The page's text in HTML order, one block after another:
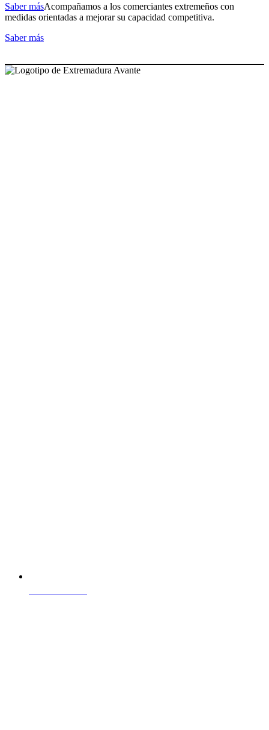
Saber másAcompañamos a los comerciantes extremeños con
medidas orientadas a mejorar su capacidad competitiva.
Saber más